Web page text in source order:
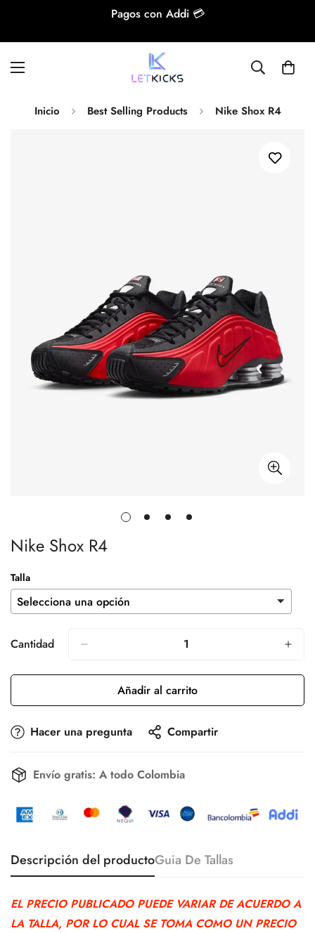
Pagos con Addi 💳
Inicio Best Selling Products Nike Shox R4
Nike Shox R4
Talla
Cantidad
Añadir al carrito
Hacer una pregunta Compartir
Envío gratis: A todo Colombia
Descripción del productoGuia De Tallas
EL PRECIO PUBLICADO PUEDE VARIAR DE ACUERDO A
LA TALLA, POR LO CUAL SE TOMA COMO UN PRECIO
Confirm your age
Are you 18 years old or older?